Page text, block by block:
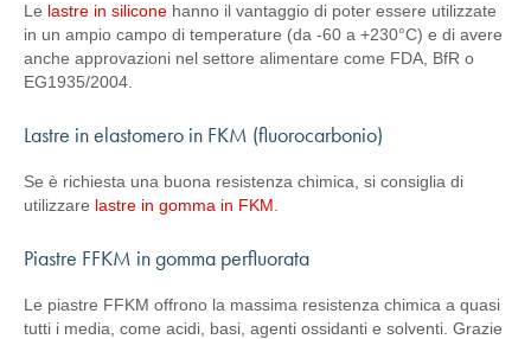
Le lastre in silicone hanno il vantaggio di poter essere utilizzate
in un ampio campo di temperature (da -60 a +230°C) e di avere
anche approvazioni nel settore alimentare come FDA, BfR o
EG1935/2004.
Lastre in elastomero in FKM (fluorocarbonio)
Se è richiesta una buona resistenza chimica, si consiglia di
utilizzare lastre in gomma in FKM
Piastre FFKM in gomma perfluorata
Le piastre FFKM offrono la massima resistenza chimica a quasi
tutti i media, come acidi, basi, agenti ossidanti e solventi. Grazie